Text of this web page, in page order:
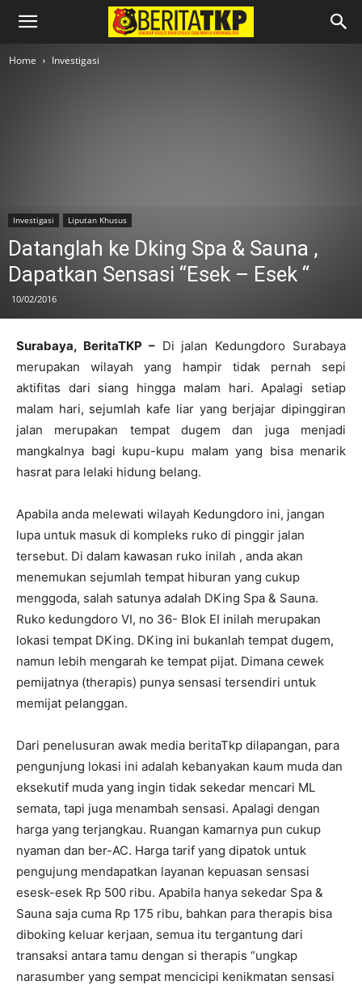
Home Investigasi
Investigasi Liputan Khusus
Datanglah ke Dking Spa & Sauna ,
Dapatkan Sensasi “Esek – Esek “
10/02/2016
Surabaya, BeritaTKP –Di jalan Kedungdoro Surabaya
merupakan wilayah yang hampir tidak pernah sepi
aktifitas dari siang hingga malam hari. Apalagi setiap
malam hari, sejumlah kafe liar yang berjajar dipinggiran
jalan merupakan tempat dugem dan juga menjadi
mangkalnya bagi kupu-kupu malam yang bisa menarik
hasrat para lelaki hidung belang.
Apabila anda melewati wilayah Kedungdoro ini, jangan
lupa untuk masuk di kompleks ruko di pinggir jalan
tersebut. Di dalam kawasan ruko inilah , anda akan
menemukan sejumlah tempat hiburan yang cukup
menggoda, salah satunya adalah DKing Spa & Sauna.
Ruko kedungdoro VI, no 36- Blok EI inilah merupakan
lokasi tempat DKing. DKing ini bukanlah tempat dugem,
namun lebih mengarah ke tempat pijat. Dimana cewek
pemijatnya (therapis) punya sensasi tersendiri untuk
memijat pelanggan.
Dari penelusuran awak media beritaTkp dilapangan, para
pengunjung lokasi ini adalah kebanyakan kaum muda dan
eksekutif muda yang ingin tidak sekedar mencari ML
semata, tapi juga menambah sensasi. Apalagi dengan
harga yang terjangkau. Ruangan kamarnya pun cukup
nyaman dan ber-AC. Harga tarif yang dipatok untuk
pengujung mendapatkan layanan kepuasan sensasi
esesk-esek Rp 500 ribu. Apabila hanya sekedar Spa &
Sauna saja cuma Rp 175 ribu, bahkan para therapis bisa
diboking keluar kerjaan, semua itu tergantung dari
transaksi antara tamu dengan si therapis “ungkap
narasumber yang sempat mencicipi kenikmatan sensasi